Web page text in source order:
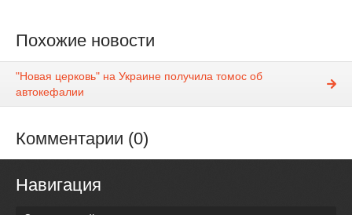
Похожие новости
"Новая церковь" на Украине получила томос об
автокефалии
Комментарии (0)
Навигация